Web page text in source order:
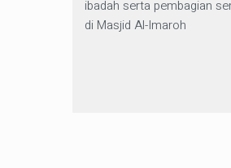
ibadah serta pembagian
di Masjid Al-Imaroh